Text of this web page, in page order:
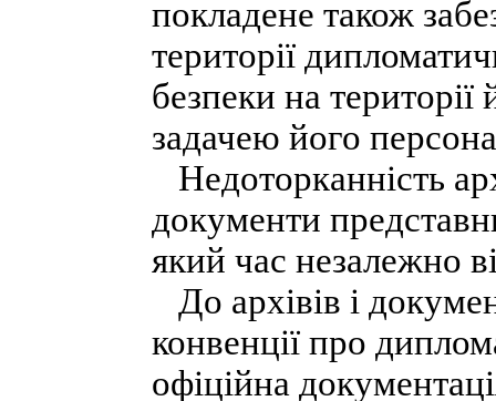
покладене також
території
безпеки на
задачею його
Недоторканність
документи
який час незалежно
До архівів і
конвенції про
офіційна